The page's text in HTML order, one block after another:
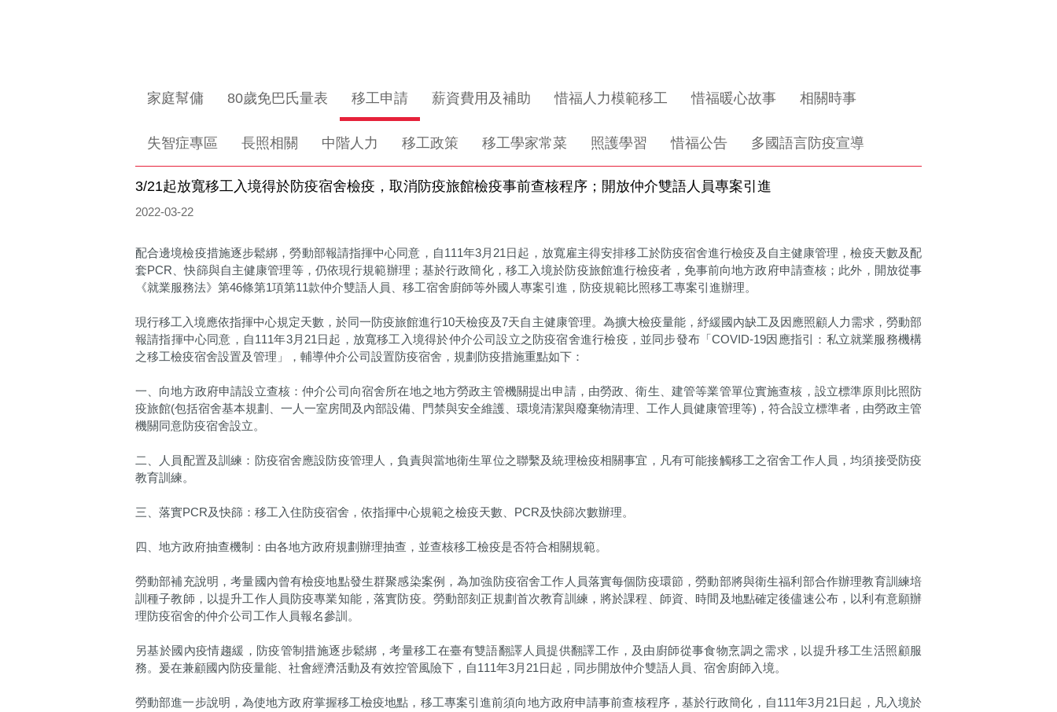
家庭幫傭 80歲免巴氏量表 移工申請 薪資費用及補助 惜福人力模範移工 惜福暖心故事 相關時事
失智症專區 長照相關 中階人力 移工政策 移工學家常菜 照護學習 惜福公告 多國語言防疫宣導
3/21起放寬移工入境得於防疫宿舍檢疫，取消防疫旅館檢疫事前查核程序；開放仲介雙語人員專案引進
2022-03-22
配合邊境檢疫措施逐步鬆綁，勞動部報請指揮中心同意，自111年3月21日起，放寬雇主得安排移工於防疫宿舍進行檢疫及自主健康管理，檢疫天數及配
套PCR、快篩與自主健康管理等，仍依現行規範辦理；基於行政簡化，移工入境於防疫旅館進行檢疫者，免事前向地方政府申請查核；此外，開放從事
《就業服務法》第46條第1項第11款仲介雙語人員、移工宿舍廚師等外國人專案引進，防疫規範比照移工專案引進辦理。
現行移工入境應依指揮中心規定天數，於同一防疫旅館進行10天檢疫及7天自主健康管理。為擴大檢疫量能，紓緩國內缺工及因應照顧人力需求，勞動部
報請指揮中心同意，自111年3月21日起，放寬移工入境得於仲介公司設立之防疫宿舍進行檢疫，並同步發布「COVID-19因應指引：私立就業服務機構
之移工檢疫宿舍設置及管理」，輔導仲介公司設置防疫宿舍，規劃防疫措施重點如下：
一、向地方政府申請設立查核：仲介公司向宿舍所在地之地方勞政主管機關提出申請，由勞政、衛生、建管等業管單位實施查核，設立標準原則比照防
疫旅館(包括宿舍基本規劃、一人一室房間及內部設備、門禁與安全維護、環境清潔與廢棄物清理、工作人員健康管理等)，符合設立標準者，由勞政主管
機關同意防疫宿舍設立。
二、人員配置及訓練：防疫宿舍應設防疫管理人，負責與當地衛生單位之聯繫及統理檢疫相關事宜，凡有可能接觸移工之宿舍工作人員，均須接受防疫
教育訓練。
三、落實PCR及快篩：移工入住防疫宿舍，依指揮中心規範之檢疫天數、PCR及快篩次數辦理。
四、地方政府抽查機制：由各地方政府規劃辦理抽查，並查核移工檢疫是否符合相關規範。
勞動部補充說明，考量國內曾有檢疫地點發生群聚感染案例，為加強防疫宿舍工作人員落實每個防疫環節，勞動部將與衛生福利部合作辦理教育訓練培
訓種子教師，以提升工作人員防疫專業知能，落實防疫。勞動部刻正規劃首次教育訓練，將於課程、師資、時間及地點確定後儘速公布，以利有意願辦
理防疫宿舍的仲介公司工作人員報名參訓。
另基於國內疫情趨緩，防疫管制措施逐步鬆綁，考量移工在臺有雙語翻譯人員提供翻譯工作，及由廚師從事食物烹調之需求，以提升移工生活照顧服
務。爰在兼顧國內防疫量能、社會經濟活動及有效控管風險下，自111年3月21日起，同步開放仲介雙語人員、宿舍廚師入境。
勞動部進一步說明，為使地方政府掌握移工檢疫地點，移工專案引進前須向地方政府申請事前查核程序，基於行政簡化，自111年3月21日起，凡入境於